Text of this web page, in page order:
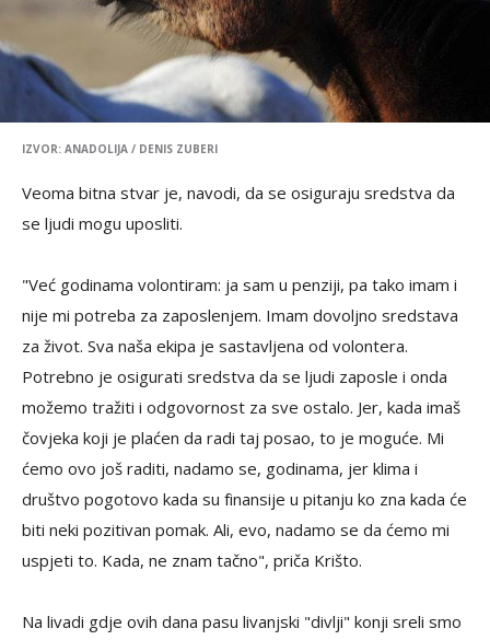
IZVOR: ANADOLIJA / DENIS ZUBERI
Veoma bitna stvar je, navodi, da se osiguraju sredstva da
se ljudi mogu uposliti.
"Već godinama volontiram: ja sam u penziji, pa tako imam i
nije mi potreba za zaposlenjem. Imam dovoljno sredstava
za život. Sva naša ekipa je sastavljena od volontera.
Potrebno je osigurati sredstva da se ljudi zaposle i onda
možemo tražiti i odgovornost za sve ostalo. Jer, kada imaš
čovjeka koji je plaćen da radi taj posao, to je moguće. Mi
ćemo ovo još raditi, nadamo se, godinama, jer klima i
društvo pogotovo kada su finansije u pitanju ko zna kada će
biti neki pozitivan pomak. Ali, evo, nadamo se da ćemo mi
uspjeti to. Kada, ne znam tačno", priča Krišto.
Na livadi gdje ovih dana pasu livanjski "divlji" konji sreli smo